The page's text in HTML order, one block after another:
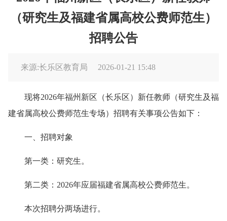
（研究生及福建省属高校公费师范生）
招聘公告
来源:长乐区教育局 2026-01-21 15:48
现将2026年福州新区（长乐区）新任教师（研究生及福
建省属高校公费师范生专场）招聘有关事项公告如下：
一、 招聘对象
第一类：研究生。
第二类：2026年应届福建省属高校公费师范生。
本次招聘分两场进行。